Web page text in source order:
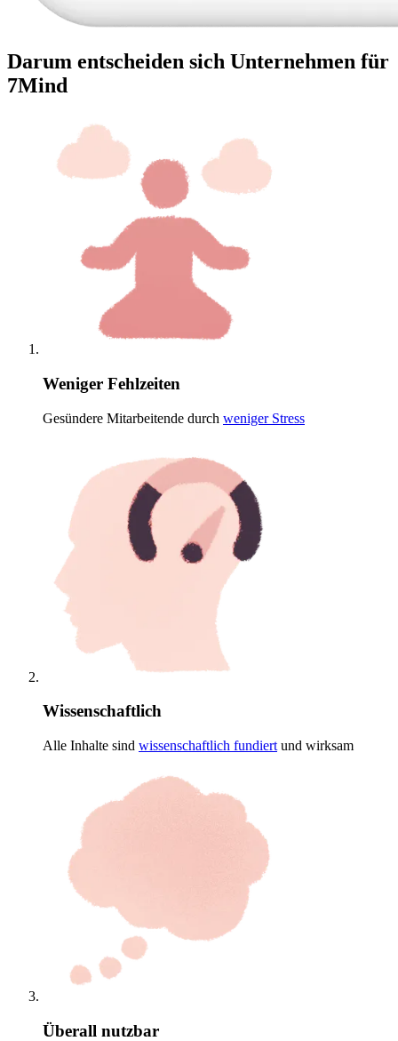
Darum entscheiden sich Unternehmen für
7Mind
Weniger Fehlzeiten
Gesündere Mitarbeitende durch weniger Stress
Wissenschaftlich
Alle Inhalte sind wissenschaftlich fundiert und wirksam
Überall nutzbar